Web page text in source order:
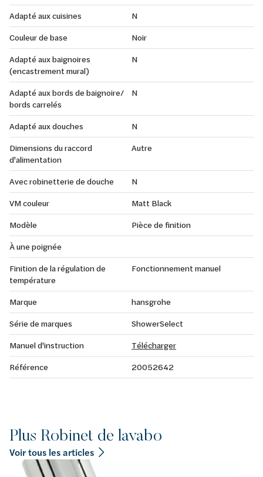
Adapté aux cuisines
N
Couleur de base
Noir
Adapté aux baignoires
(encastrement mural)
N
Adapté aux bords de baignoire/
bords carrelés
N
Adapté aux douches
N
Dimensions du raccord
d'alimentation
Autre
Avec robinetterie de douche
N
VM couleur
Matt Black
Modèle
Pièce de finition
À une poignée
Finition de la régulation de
température
Fonctionnement manuel
Marque
hansgrohe
Série de marques
ShowerSelect
Manuel d'instruction
Télécharger
Référence
20052642
Plus Robinet de lavabo
Voir tous les articles